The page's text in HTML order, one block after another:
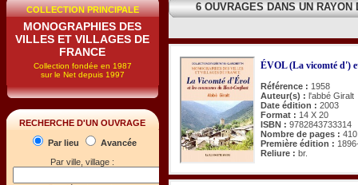
COLLECTION PRINCIPALE
MONOGRAPHIES DES
VILLES ET VILLAGES DE
FRANCE
Collection fondée en 1987
sur le Net depuis 1997
RECHERCHE D'UN OUVRAGE
Par lieu
Avancée
Par ville, village :
6 OUVRAGES DANS UN RAYON
ÉVOL (La vicomté d')
Référence : 1958
Auteur(s) : l'abbé Giralt
Date édition : 2003
Format : 14 X 20
ISBN : 9782843733314
Nombre de pages : 410
Première édition :
Reliure : br.